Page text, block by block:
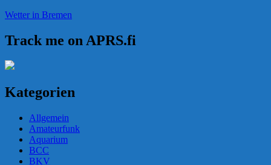
Wetter in Bremen
Track me on APRS.fi
Kategorien
Allgemein
Amateurfunk
Aquarium
BCC
BKV